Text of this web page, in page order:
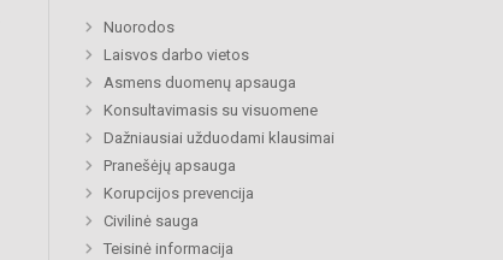
Nuorodos
Laisvos darbo vietos
Asmens duomenų apsauga
Konsultavimasis su visuomene
Dažniausiai užduodami klausimai
Pranešėjų apsauga
Korupcijos prevencija
Civilinė sauga
Teisinė informacija